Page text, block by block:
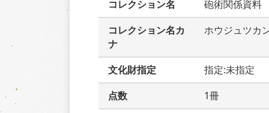
コレクション名
砲術関係資料
コレクション名カ
ナ
ホウジュツカ
文化財指定
指定:未指定
点数
1冊